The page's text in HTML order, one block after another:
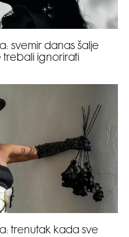
svemir danas šalje
trebali ignorirati
trenutak kada sve